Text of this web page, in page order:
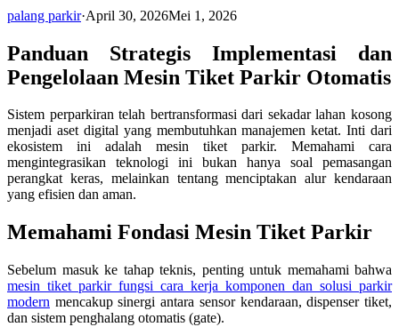
palang parkir·April 30, 2026Mei 1, 2026
Panduan Strategis Implementasi dan
Pengelolaan Mesin Tiket Parkir Otomatis
Sistem perparkiran telah bertransformasi dari sekadar lahan kosong
menjadi aset digital yang membutuhkan manajemen ketat. Inti dari
ekosistem ini adalah mesin tiket parkir. Memahami cara
mengintegrasikan teknologi ini bukan hanya soal pemasangan
perangkat keras, melainkan tentang menciptakan alur kendaraan
yang efisien dan aman.
Memahami Fondasi Mesin Tiket Parkir
Sebelum masuk ke tahap teknis, penting untuk memahami bahwa
mesin tiket parkir fungsi cara kerja komponen dan solusi parkir
modern mencakup sinergi antara sensor kendaraan, dispenser tiket,
dan sistem penghalang otomatis (gate).